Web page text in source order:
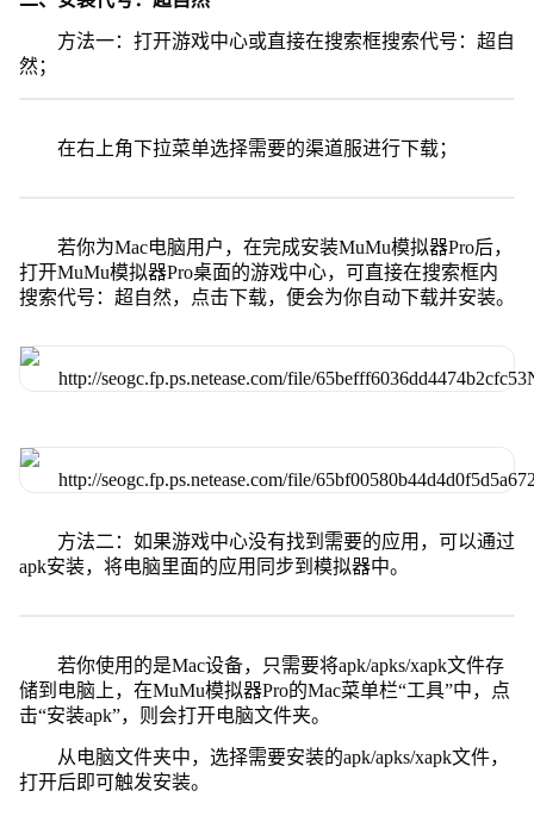
方法一：打开游戏中心或直接在搜索框搜索代号：超自
然；
在右上角下拉菜单选择需要的渠道服进行下载；
若你为Mac电脑用户，在完成安装MuMu模拟器Pro后，
打开MuMu模拟器Pro桌面的游戏中心，可直接在搜索框内
搜索代号：超自然，点击下载，便会为你自动下载并安装。
方法二：如果游戏中心没有找到需要的应用，可以通过
apk安装，将电脑里面的应用同步到模拟器中。
若你使用的是Mac设备，只需要将apk/apks/xapk文件存
储到电脑上，在MuMu模拟器Pro的Mac菜单栏“工具”中，点
击“安装apk”，则会打开电脑文件夹。
从电脑文件夹中，选择需要安装的apk/apks/xapk文件，
打开后即可触发安装。